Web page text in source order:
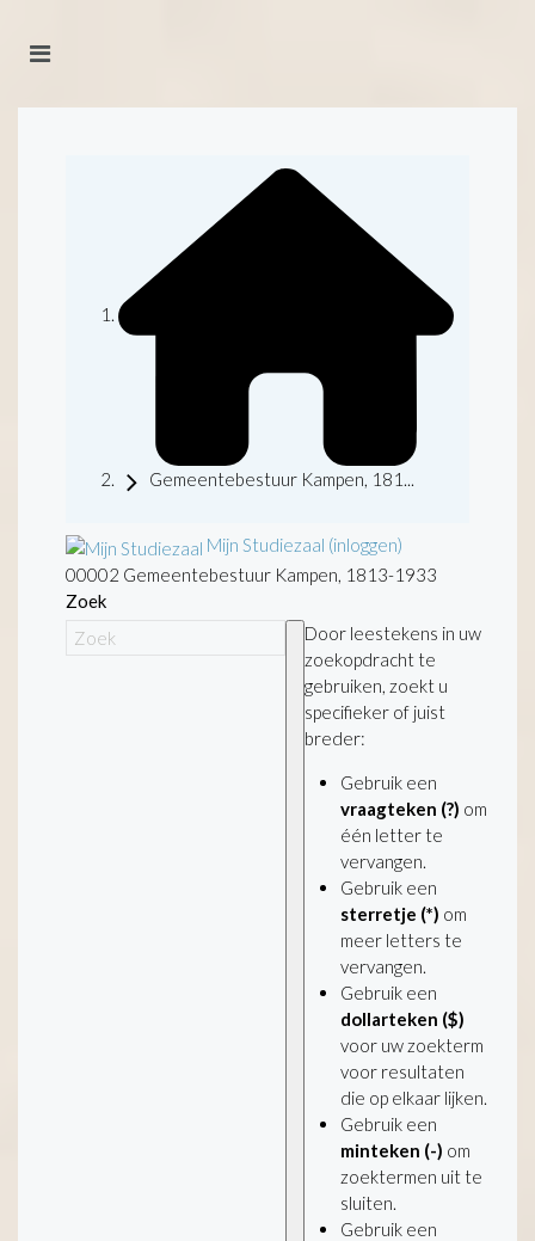
Gemeentebestuur Kampen, 181...
Mijn Studiezaal (inloggen)
00002 Gemeentebestuur Kampen, 1813-1933
Zoek
Door leestekens in uw
zoekopdracht te
gebruiken, zoekt u
specifieker of juist
breder:
Gebruik een
vraagteken (?) om
één letter te
vervangen.
Gebruik een
sterretje (*) om
meer letters te
vervangen.
Gebruik een
dollarteken ($)
voor uw zoekterm
voor resultaten
die op elkaar lijken.
Gebruik een
minteken (-) om
zoektermen uit te
sluiten.
Gebruik een